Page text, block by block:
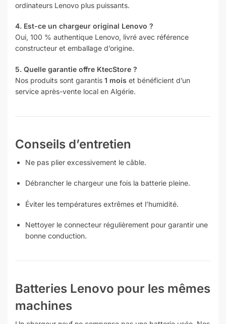
ordinateurs Lenovo plus puissants.
4. Est-ce un chargeur original Lenovo ?
Oui, 100 % authentique Lenovo, livré avec référence
constructeur et emballage d’origine.
5. Quelle garantie offre KtecStore ?
Nos produits sont garantis 1 mois et bénéficient d’un
service après-vente local en Algérie.
Conseils d’entretien
Ne pas plier excessivement le câble.
Débrancher le chargeur une fois la batterie pleine.
Éviter les températures extrêmes et l’humidité.
Nettoyer le connecteur régulièrement pour garantir une
bonne conduction.
Batteries Lenovo pour les mêmes
machines